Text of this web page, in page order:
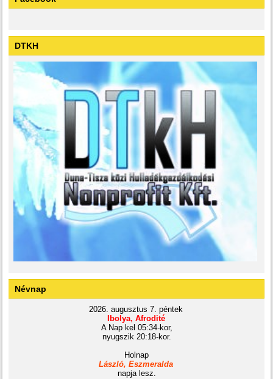
DTKH
Névnap
2026. augusztus 7. péntek
Ibolya, Afrodité
A Nap kel 05:34-kor,
nyugszik 20:18-kor.
Holnap
László, Eszmeralda
napja lesz.